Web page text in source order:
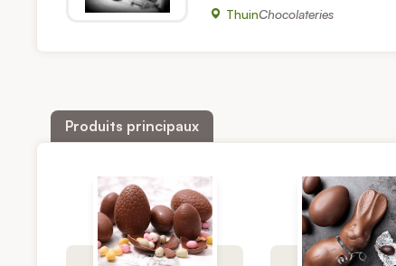
ThuinChocolateries
Produits principaux